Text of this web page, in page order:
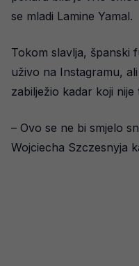
se mladi Lamine Yamal.
Tokom slavlja, španski
uživo na Instagramu,
zabilježio kadar koji
– Ovo se ne bi smjelo
Wojciecha Szczesnyja